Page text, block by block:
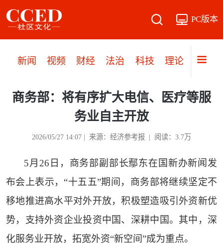
PC版本
新闻 视频 财经 法治 科技 理论 党建
商务部：将有序扩大电信、医疗等服
务业自主开放
2026/05/27 14:07 | 来源：经济参考报 | 阅读：3.7万
5月26日，商务部副部长鄢东在国新办新闻发
布会上表示，“十五五”期间，商务部将继续坚定不
移地推进高水平对外开放，积极塑造吸引外资新优
势，支持外资企业投资中国、深耕中国。其中，深
化服务业开放，拓宽外资“新空间”成为重点。